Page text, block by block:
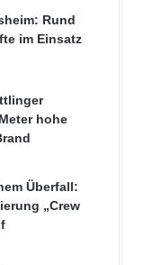
Rund
im Einsatz
hohe
Überfall:
„Crew